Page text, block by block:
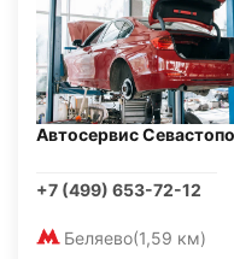
Автосервис
+7 (499) 653-72-12
Беляево(1,59 км)